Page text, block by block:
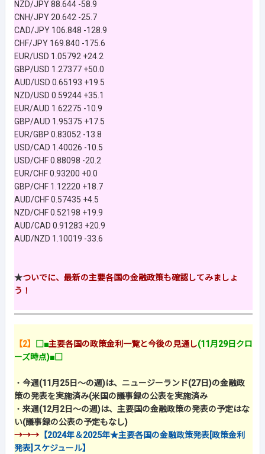
NZD/JPY 88.644 -58.9
CNH/JPY 20.642 -25.7
CAD/JPY 106.848 -128.9
CHF/JPY 169.840 -175.6
EUR/USD 1.05792 +24.2
GBP/USD 1.27377 +50.0
AUD/USD 0.65193 +19.5
NZD/USD 0.59244 +35.1
EUR/AUD 1.62275 -10.9
GBP/AUD 1.95375 +17.5
EUR/GBP 0.83052 -13.8
USD/CAD 1.40026 -10.5
USD/CHF 0.88098 -20.2
EUR/CHF 0.93200 +0.0
GBP/CHF 1.12220 +18.7
AUD/CHF 0.57435 +4.5
NZD/CHF 0.52198 +19.9
AUD/CAD 0.91283 +20.9
AUD/NZD 1.10019 -33.6
★ついでに、最新の主要各国の金融政策も確認してみましょ
う！
【2】 □■主要各国の政策金利一覧と今後の見通し(11月29日クロ
ーズ時点)■□
・ 今週(11月25日～の週)は、ニュージーランド(27日)の金融政
策の発表を実施済み(米国の議事録の公表を実施済み
・ 来週(12月2日～の週)は、主要国の金融政策の発表の予定はな
い(議事録の公表の予定もなし)
→→→ 【2024年＆2025年★主要各国の金融政策発表[政策金利
発表]スケジュール】